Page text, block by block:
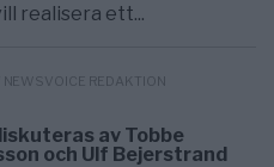
realisera ett...
NEWSVOICE REDAKTION
av Tobbe
och Ulf Bejerstrand